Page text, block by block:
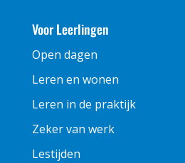
Voor Leerlingen
Open dagen
Leren en wonen
Leren in de praktijk
Zeker van werk
Lestijden